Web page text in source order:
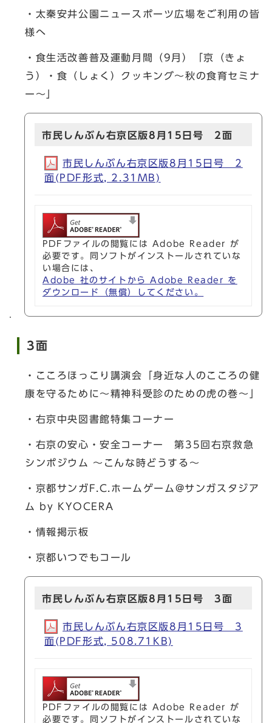
・太秦安井公園ニュースポーツ広場をご利用の皆
様へ
・食生活改善普及運動月間（9月）「京（きょ
う）・食（しょく）クッキング～秋の食育セミナ
ー～」
市民しんぶん右京区版8月15日号 2面
市民しんぶん右京区版8月15日号 2
面(PDF形式, 2.31MB)
PDFファイルの閲覧には Adobe Reader が
必要です。同ソフトがインストールされていな
い場合には、
Adobe 社のサイトから Adobe Reader を
ダウンロード（無償）してください。
3面
・こころほっこり講演会「身近な人のこころの健
康を守るために～精神科受診のための虎の巻～」
・右京中央図書館特集コーナー
・右京の安心・安全コーナー 第35回右京救急
シンポジウム ～こんな時どうする～
・京都サンガF.C.ホームゲーム@サンガスタジア
ム by KYOCERA
・情報掲示板
・京都いつでもコール
市民しんぶん右京区版8月15日号 3面
市民しんぶん右京区版8月15日号 3
面(PDF形式, 508.71KB)
PDFファイルの閲覧には Adobe Reader が
必要です。同ソフトがインストールされていな